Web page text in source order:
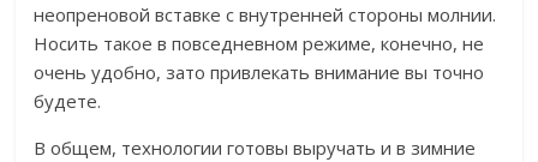
неопреновой вставке с внутренней стороны молнии.
Носить такое в повседневном режиме, конечно, не
очень удобно, зато привлекать внимание вы точно
будете.
В общем, технологии готовы выручать и в зимние